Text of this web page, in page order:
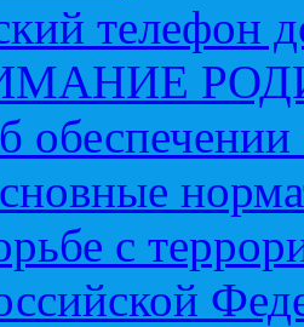
телефон
обеспечении
с